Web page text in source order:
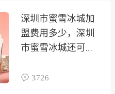
深圳市蜜雪冰城加
盟费用多少，深圳
市蜜雪冰城还可以
3726